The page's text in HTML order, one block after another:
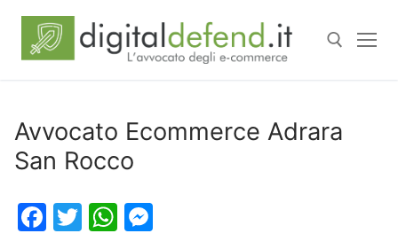
Avvocato Ecommerce Adrara
San Rocco
Facebook
TwitterWhatsApp